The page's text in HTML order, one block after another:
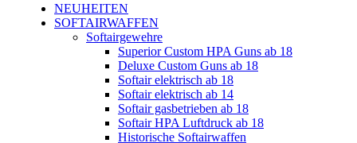
NEUHEITEN
SOFTAIRWAFFEN
Softairgewehre
Superior Custom HPA Guns ab 18
Deluxe Custom Guns ab 18
Softair elektrisch ab 18
Softair elektrisch ab 14
Softair gasbetrieben ab 18
Softair HPA Luftdruck ab 18
Historische Softairwaffen